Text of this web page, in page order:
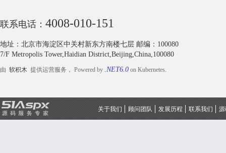
联系电话： 4008-010-151
地址：北京市海淀区中关村新东方南楼七层 邮编：100080
7/F Metropolis Tower,Haidian District,Beijing,China,100080
由 软积木 提供运营服务， Powered by .NET6.0 on Kubernetes.
关于我们 顾问团队 发展历程 联系我们